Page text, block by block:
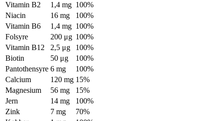
Vitamin B2
1,4 mg 100%
Niacin
16 mg
100%
Vitamin B6
1,4 mg 100%
Folsyre
200 μg 100%
Vitamin B12
2,5 μg
100%
Biotin
50 μg
100%
Pantothensyre 6 mg
100%
Calcium
120 mg 15%
Magnesium
56 mg
15%
Jern
14 mg
100%
Zink
7 mg
70%